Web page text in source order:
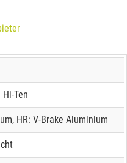
Ten
HR: V-Brake Aluminium